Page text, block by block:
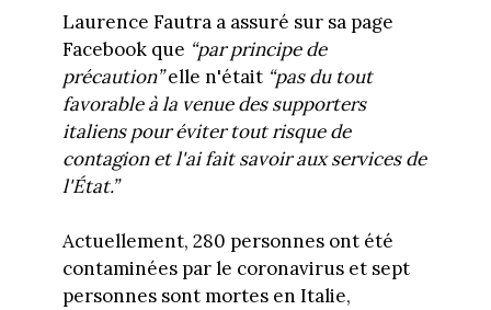
Laurence Fautra a assuré sur sa page
Facebook que “par principe de
précaution”elle n'était “pas du tout
favorable à la venue des supporters
italiens pour éviter tout risque de
contagion et l'ai fait savoir aux services de
l'État.”
Actuellement, 280 personnes ont été
contaminées par le coronavirus et sept
personnes sont mortes en Italie,